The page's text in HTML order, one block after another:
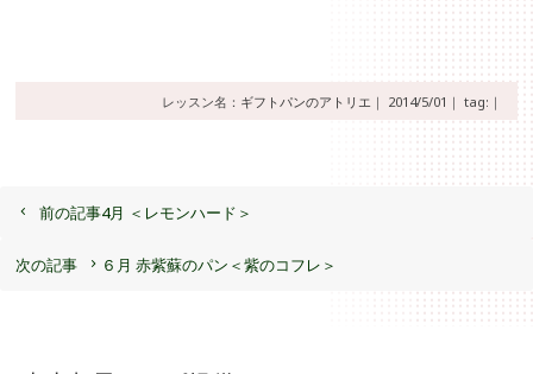
レッスン名： ギフトパンのアトリエ ｜ 2014/5/01｜ tag:｜
前の記事4月 ＜レモンハード＞
次の記事 ６月 赤紫蘇のパン＜紫のコフレ＞